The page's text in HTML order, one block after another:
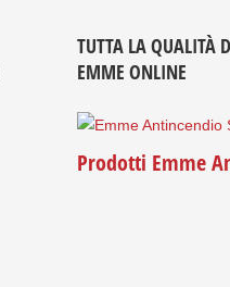
TUTTA LA QUALITÀ
EMME ONLINE
Prodotti Emme